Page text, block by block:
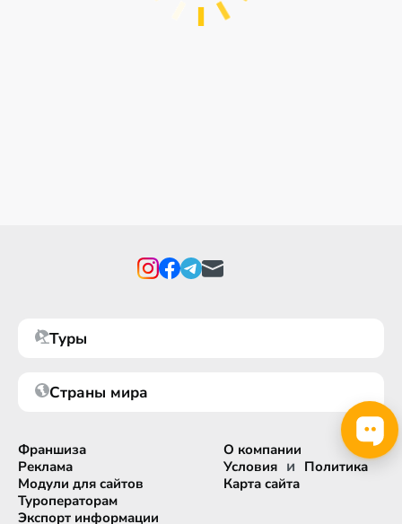
Туры
Страны мира
Франшиза
Реклама
Модули для сайтов
Туроператорам
Экспорт информации
О компании
Условия и Политика
Карта сайта